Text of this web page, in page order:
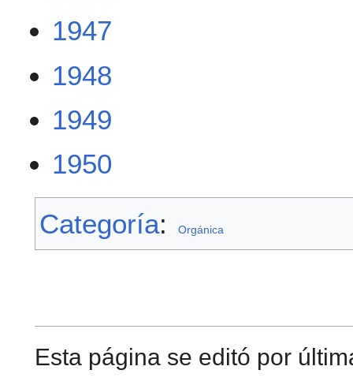
1947
1948
1949
1950
Categoría: Orgánica
Esta página se editó por